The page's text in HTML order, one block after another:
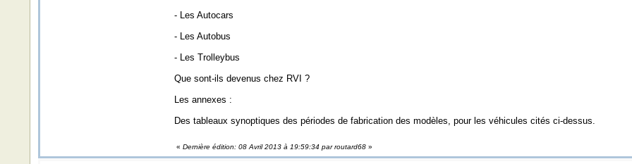
- Les Autocars
- Les Autobus
- Les Trolleybus
Que sont-ils devenus chez RVI ?
Les annexes :
Des tableaux synoptiques des périodes de fabrication des modèles, pour les véhicules cités ci-dessus.
« Dernière édition: 08 Avril 2013 à 19:59:34 par routard68»